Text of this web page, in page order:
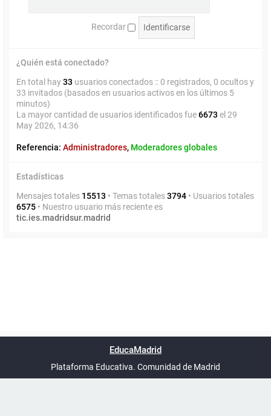
Recordar
¿Quién está conectado?
En total hay33 usuarios conectados :: 0 registrados, 0 ocultos y
33 invitados (basados en usuarios activos en los últimos 5
minutos)
La mayor cantidad de usuarios identificados fue6673 el 29
May 2026, 14:36
Referencia: Administradores, Moderadores globales
Estadísticas
Mensajes totales 15513 • Temas totales3794 • Usuarios totales
6575 • Nuestro usuario más reciente es
tic.ies.madridsur.madrid
UTC+02:00
phpBB España
EducaMadrid
Plataforma Educativa. Comunidad de Madrid